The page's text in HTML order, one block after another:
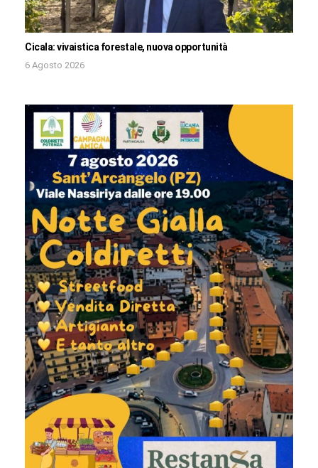
Cicala: vivaistica forestale, nuova opportunità
6 Agosto 2026